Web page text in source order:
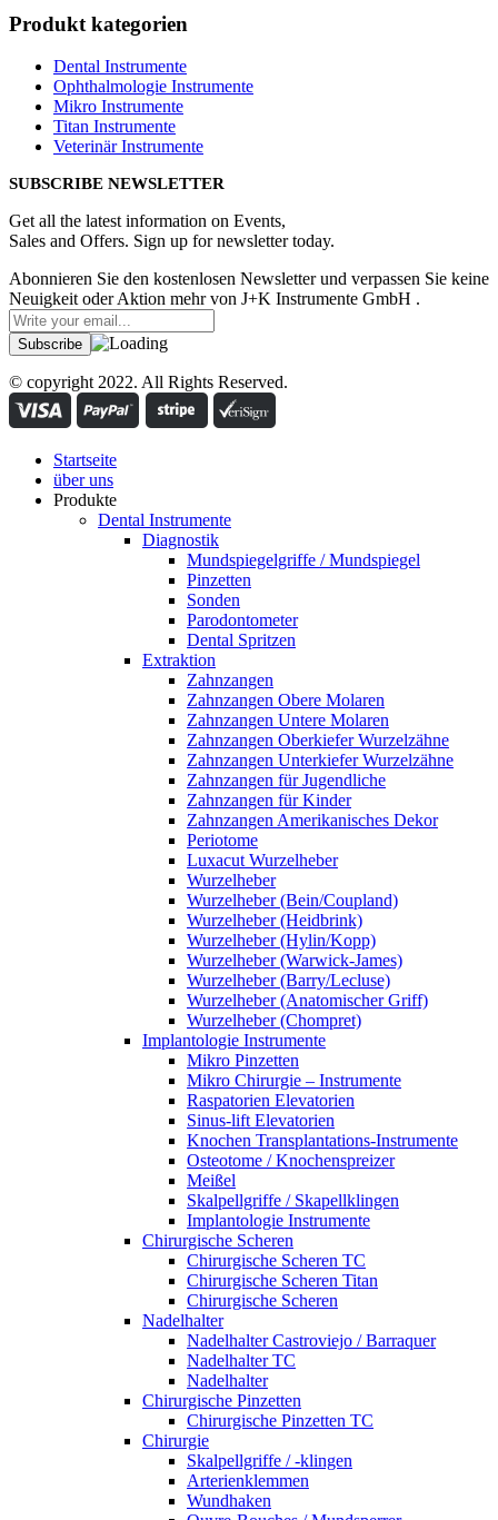
Produkt kategorien
Dental Instrumente
Ophthalmologie Instrumente
Mikro Instrumente
Titan Instrumente
Veterinär Instrumente
SUBSCRIBE NEWSLETTER
Get all the latest information on Events,
Sales and Offers. Sign up for newsletter today.
Abonnieren Sie den kostenlosen Newsletter und verpassen Sie keine
Neuigkeit oder Aktion mehr von J+K Instrumente GmbH .
© copyright 2022. All Rights Reserved.
Startseite
über uns
Produkte
Dental Instrumente
Diagnostik
Mundspiegelgriffe / Mundspiegel
Pinzetten
Sonden
Parodontometer
Dental Spritzen
Extraktion
Zahnzangen
Zahnzangen Obere Molaren
Zahnzangen Untere Molaren
Zahnzangen Oberkiefer Wurzelzähne
Zahnzangen Unterkiefer Wurzelzähne
Zahnzangen für Jugendliche
Zahnzangen für Kinder
Zahnzangen Amerikanisches Dekor
Periotome
Luxacut Wurzelheber
Wurzelheber
Wurzelheber (Bein/Coupland)
Wurzelheber (Heidbrink)
Wurzelheber (Hylin/Kopp)
Wurzelheber (Warwick-James)
Wurzelheber (Barry/Lecluse)
Wurzelheber (Anatomischer Griff)
Wurzelheber (Chompret)
Implantologie Instrumente
Mikro Pinzetten
Mikro Chirurgie – Instrumente
Raspatorien Elevatorien
Sinus-lift Elevatorien
Knochen Transplantations-Instrumente
Osteotome / Knochenspreizer
Meißel
Skalpellgriffe / Skapellklingen
Implantologie Instrumente
Chirurgische Scheren
Chirurgische Scheren TC
Chirurgische Scheren Titan
Chirurgische Scheren
Nadelhalter
Nadelhalter Castroviejo / Barraquer
Nadelhalter TC
Nadelhalter
Chirurgische Pinzetten
Chirurgische Pinzetten TC
Chirurgie
Skalpellgriffe / -klingen
Arterienklemmen
Wundhaken